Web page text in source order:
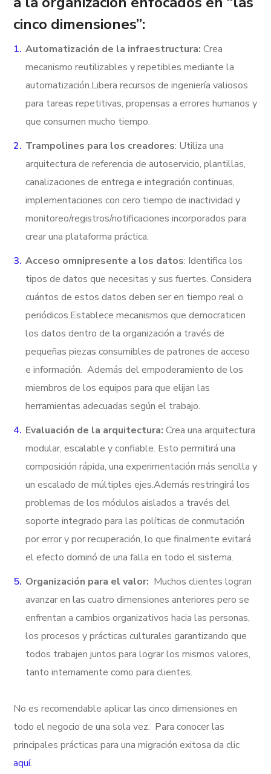
cinco dimensiones”:
Automatización de la infraestructura: Crea
mecanismo reutilizables y repetibles mediante la
automatización.Libera recursos de ingeniería valiosos
para tareas repetitivas, propensas a errores humanos y
que consumen mucho tiempo.
Trampolines para los creadores: Utiliza una
arquitectura de referencia de autoservicio, plantillas,
canalizaciones de entrega e integración continuas,
implementaciones con cero tiempo de inactividad y
monitoreo/registros/notificaciones incorporados para
crear una plataforma práctica.
Acceso omnipresente a los datos: Identifica los
tipos de datos que necesitas y sus fuertes. Considera
cuántos de estos datos deben ser en tiempo real o
periódicos.Establece mecanismos que democraticen
los datos dentro de la organización a través de
pequeñas piezas consumibles de patrones de acceso
e información.Además del empoderamiento de los
miembros de los equipos para que elijan las
herramientas adecuadas según el trabajo.
Evaluación de la arquitectura:Crea una arquitectura
modular, escalable y confiable. Esto permitirá una
composición rápida, una experimentación más sencilla y
un escalado de múltiples ejes.Además restringirá los
problemas de los módulos aislados a través del
soporte integrado para las políticas de conmutación
por error y por recuperación, lo que finalmente evitará
el efecto dominó de una falla en todo el sistema.
Organización para el valor: Muchos clientes logran
avanzar en las cuatro dimensiones anteriores pero se
enfrentan a cambios organizativos hacia las personas,
los procesos y prácticas culturales garantizando que
todos trabajen juntos para lograr los mismos valores,
tanto internamente como para clientes.
No es recomendable aplicar las cinco dimensiones en
todo el negocio de una sola vez. Para conocer las
principales prácticas para una migración exitosa da clic
aquí.